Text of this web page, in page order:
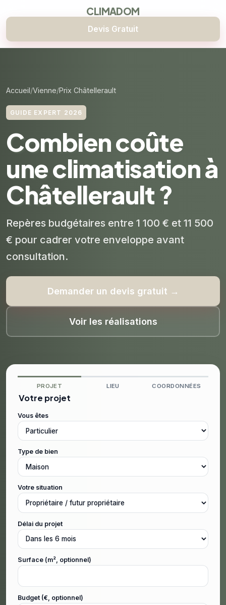
CLIMADOM
Devis Gratuit
Accueil Vienne Prix Châtellerault
GUIDE EXPERT 2026
Combien coûte
une climatisation à
Châtellerault ?
Repères budgétaires entre 1 100 € et 11 500
€ pour cadrer votre enveloppe avant
consultation.
Demander un devis gratuit →
Voir les réalisations
PROJET LIEU COORDONNÉES
Votre projet
Vous êtes
Type de bien
Votre situation
Délai du projet
Surface (m², optionnel)
Budget (€, optionnel)